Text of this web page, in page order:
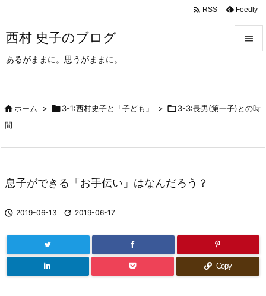
西村 史子のブログ
あるがままに。思うがままに。

サイド
 RSS Feedly
ホーム > 3-1:西村史子と「子ども」 > 3-3:長男(第一子)との時
間
息子ができる「お手伝い」はなんだろう？
 2019-06-13  2019-06-17
Copy